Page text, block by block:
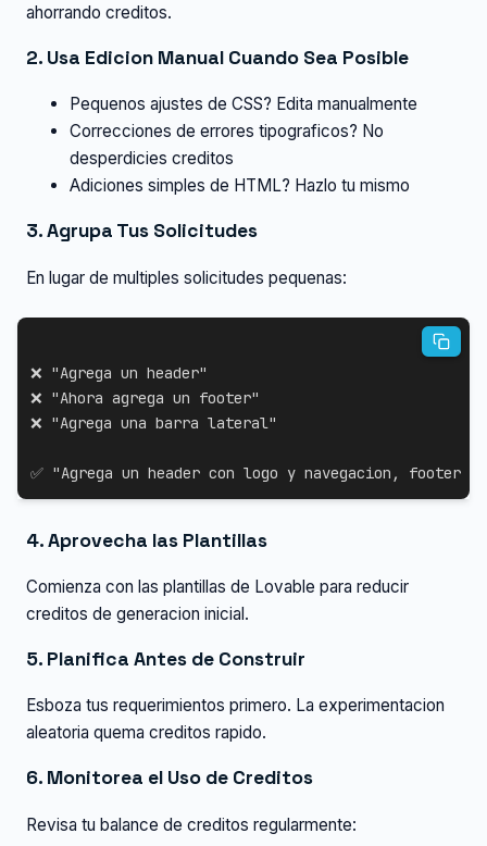
ahorrando creditos.
2. Usa Edicion Manual Cuando Sea Posible
Pequenos ajustes de CSS? Edita manualmente
Correcciones de errores tipograficos? No
desperdicies creditos
Adiciones simples de HTML? Hazlo tu mismo
3. Agrupa Tus Solicitudes
En lugar de multiples solicitudes pequenas:
❌ "Agrega un header"
❌ "Ahora agrega un footer"
❌ "Agrega una barra lateral"
✅ "Agrega un header con logo y navegacion, footer
4. Aprovecha las Plantillas
Comienza con las plantillas de Lovable para reducir
creditos de generacion inicial.
5. Planifica Antes de Construir
Esboza tus requerimientos primero. La experimentacion
aleatoria quema creditos rapido.
6. Monitorea el Uso de Creditos
Revisa tu balance de creditos regularmente: